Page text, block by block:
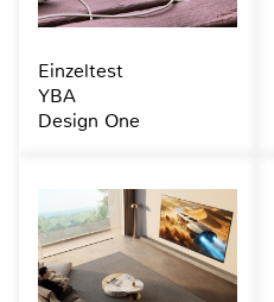
Einzeltest
YBA
Design One